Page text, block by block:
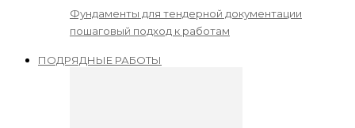
Фундаменты для тендерной документации
пошаговый подход к работам
ПОДРЯДНЫЕ РАБОТЫ